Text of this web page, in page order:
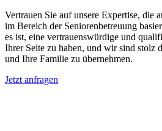
Vertrauen Sie auf unsere Expertise, die
im Bereich der Seniorenbetreuung
es ist, eine vertrauenswürdige und
Ihrer Seite zu haben, und wir sind stolz
und Ihre Familie zu übernehmen.
Jetzt anfragen